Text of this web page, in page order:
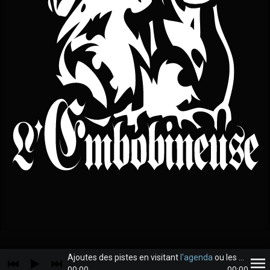
Ajoutes des pistes en visitant l'agenda ou les
archives